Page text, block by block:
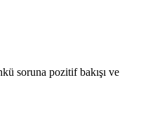
soruna pozitif bakışı ve